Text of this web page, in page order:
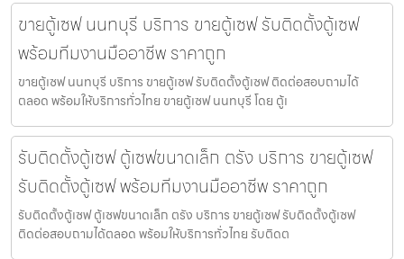
ขายตู้เซฟ นนทบุรี บริการ ขายตู้เซฟ รับติดตั้งตู้เซฟ
พร้อมทีมงานมืออาชีพ ราคาถูก
ขายตู้เซฟ นนทบุรี บริการ ขายตู้เซฟ รับติดตั้งตู้เซฟ ติดต่อสอบถามได้
ตลอด พร้อมให้บริการทั่วไทย ขายตู้เซฟ นนทบุรี โดย ตู้เ
รับติดตั้งตู้เซฟ ตู้เซฟขนาดเล็ก ตรัง บริการ ขายตู้เซฟ
รับติดตั้งตู้เซฟ พร้อมทีมงานมืออาชีพ ราคาถูก
รับติดตั้งตู้เซฟ ตู้เซฟขนาดเล็ก ตรัง บริการ ขายตู้เซฟ รับติดตั้งตู้เซฟ
ติดต่อสอบถามได้ตลอด พร้อมให้บริการทั่วไทย รับติดต